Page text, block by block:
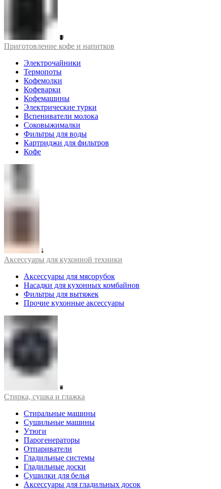
Приготовление кофе и напитков
Электрочайники
Термопоты
Кофемолки
Кофеварки
Кофемашины
Электрические турки
Вспениватели молока
Соковыжималки
Фильтры для воды
Картриджи для фильтров
Кофе
Аксессуары для кухонной техники
Аксессуары для мясорубок
Насадки для кухонных комбайнов
Фильтры для вытяжек
Прочие кухонные аксессуары
Стирка, сушка и глажка
Стиральные машины
Сушильные машины
Утюги
Парогенераторы
Отпариватели
Гладильные системы
Гладильные доски
Сушилки для белья
Аксессуары для гладильных досок